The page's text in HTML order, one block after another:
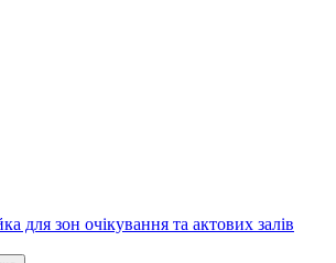
для зон очікування та актових залів